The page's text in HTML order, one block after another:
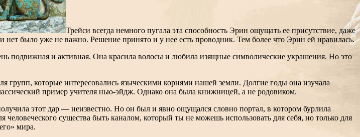
Трейси всегда немного пугала эта способность Эрин ощущать ее присутствие, даже
было уже не важно. Решение принято и у нее есть проводник. Тем более что Эрин ей нравилась.
подвижная и активная. Она красила волосы и любила изящные символические украшения. Но это
которые интересовались языческими корнями нашей земли. Долгие годы она изучала
пример учителя нью-эйдж. Однако она была книжницей, а не родовиком.
этот дар — неизвестно. Но он был и явно ощущался словно портал, в котором бурлила
существа быть каналом, который ты не можешь использовать для себя, но только для
мира.